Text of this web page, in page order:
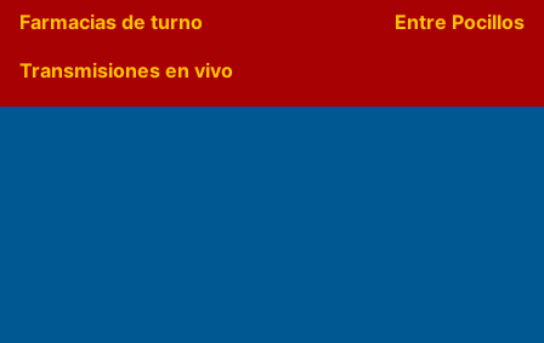
Farmacias de turno
Entre Pocillos
Transmisiones en vivo